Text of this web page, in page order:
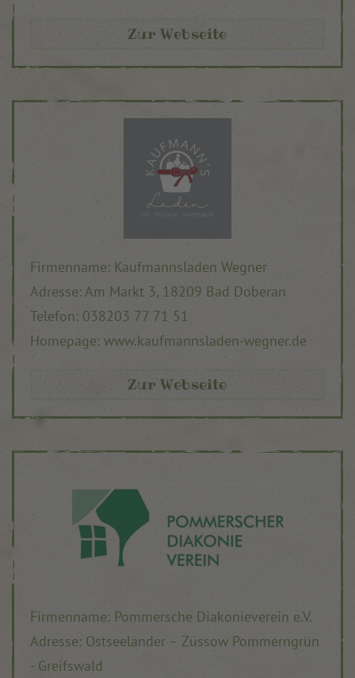
Zur Webseite
Firmenname: Kaufmannsladen Wegner
Adresse: Am Markt 3, 18209 Bad Doberan
Telefon: 038203 77 71 51
Homepage: www.kaufmannsladen-wegner.de
Zur Webseite
Firmenname: Pommersche Diakonieverein e.V.
Adresse: Ostseeländer – Züssow Pommerngrün
- Greifswald